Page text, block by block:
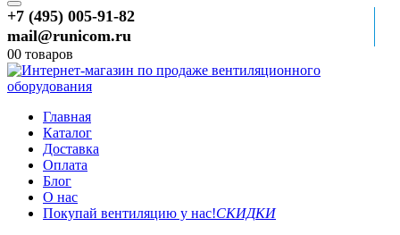
+7 (495) 005-91-82
mail@runicom.ru
00 товаров
Главная
Каталог
Доставка
Оплата
Блог
О нас
Покупай вентиляцию у нас!СКИДКИ